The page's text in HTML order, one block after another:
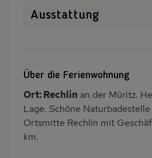
Ausstattung
Wäschetrockner
Terrasse
Grill
Über die Ferienwohnung
Ort: Rechlin an der Müritz.
Lage. Schöne
Ortsmitte Rechlin mit
km.